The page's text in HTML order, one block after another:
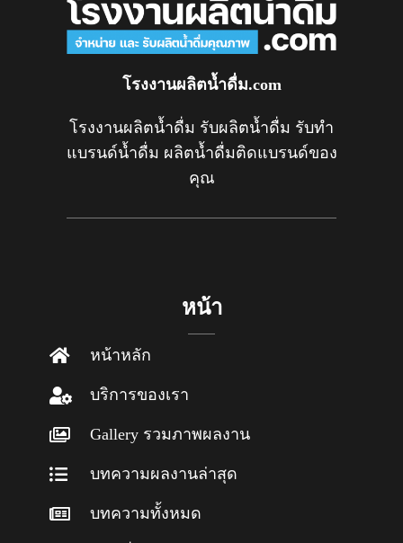
โรงงานผลิตน้ำดื่ม.com
โรงงานผลิตน้ำดื่ม รับผลิตน้ำดื่ม รับทำ
แบรนด์น้ำดื่ม ผลิตน้ำดื่มติดแบรนด์ของ
คุณ
หน้า
หน้าหลัก
บริการของเรา
Gallery รวมภาพผลงาน
บทความผลงานล่าสุด
บทความทั้งหมด